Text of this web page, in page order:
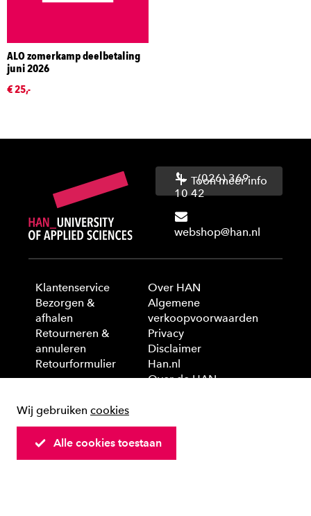
ALO zomerkamp deelbetaling
juni 2026
€ 25,-
(026) 369
10 42
webshop@han.nl
Toon meer info
Klantenservice
Bezorgen &
afhalen
Retourneren &
annuleren
Retourformulier
Over HAN
Algemene
verkoopvoorwaarden
Privacy
Disclaimer
Han.nl
Over de HAN
Wij gebruiken cookies
Alle cookies toestaan